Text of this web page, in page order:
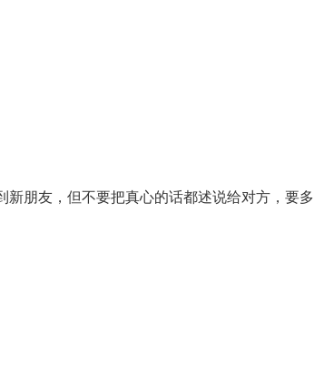
朋友，但不要把真心的话都述说给对方，要多